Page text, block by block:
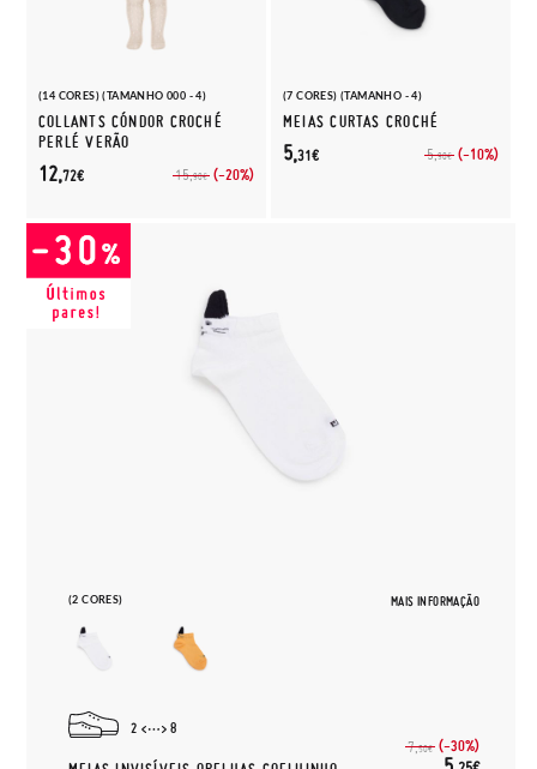
(14 CORES) (TAMANHO 000 - 4)
COLLANTS CÓNDOR CROCHÉ
PERLÉ VERÃO
15,90€ (-20%)
12,72€
(7 CORES) (TAMANHO - 4)
MEIAS CURTAS CROCHÉ
5,90€ (-10%)
5,31€
(2 CORES) MAIS INFORMAÇÃO
2 8
7,50€ (-30%)